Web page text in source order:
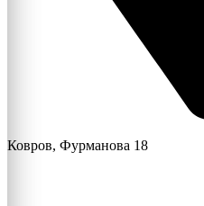
Ковров, Фурманова 18